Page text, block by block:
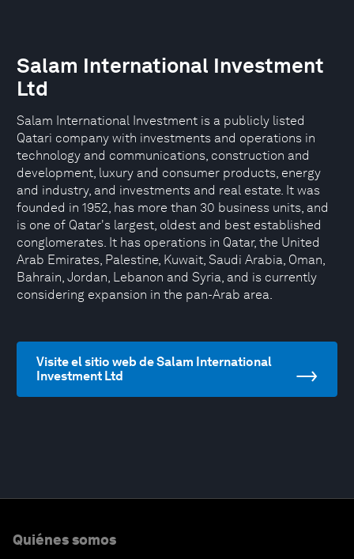
Salam International Investment
Ltd
Salam International Investment is a publicly listed
Qatari company with investments and operations in
technology and communications, construction and
development, luxury and consumer products, energy
and industry, and investments and real estate. It was
founded in 1952, has more than 30 business units, and
is one of Qatar's largest, oldest and best established
conglomerates. It has operations in Qatar, the United
Arab Emirates, Palestine, Kuwait, Saudi Arabia, Oman,
Bahrain, Jordan, Lebanon and Syria, and is currently
considering expansion in the pan-Arab area.
Visite el sitio web de Salam International
Investment Ltd
Quiénes somos